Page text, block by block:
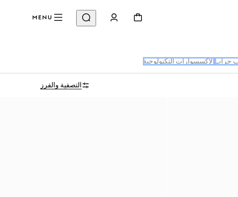
MENU
جراب الإكسسوارات التكنولوجية
التصفية والفرز